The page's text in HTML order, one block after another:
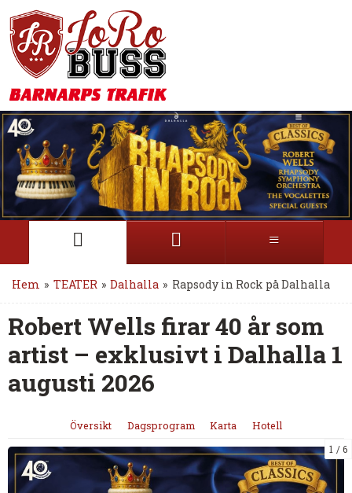
Hem » TEATER » Dalhalla » Rapsody in Rock på Dalhalla
Robert Wells firar 40 år som
artist – exklusivt i Dalhalla 1
augusti 2026
Översikt Dagsprogram Karta Hotell
1 6